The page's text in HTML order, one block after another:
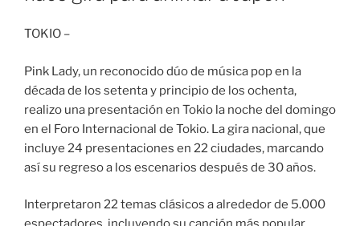
TOKIO –
Pink Lady, un reconocido dúo de música pop en la
década de los setenta y principio de los ochenta,
realizo una presentación en Tokio la noche del domingo
en el Foro Internacional de Tokio. La gira nacional, que
incluye 24 presentaciones en 22 ciudades, marcando
así su regreso a los escenarios después de 30 años.
Interpretaron 22 temas clásicos a alrededor de 5.000